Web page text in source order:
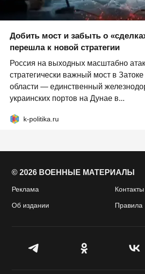
Добить мост и забыть о
перешла к новой стратегии
Россия на выходных масштабно
стратегически важный мост в
области — единственный
украинских портов на Дунае в...
k-politika.ru
© 2026 ВОЕННЫЕ МАТЕРИАЛЫ
Реклама Контакты
Об издании Правила